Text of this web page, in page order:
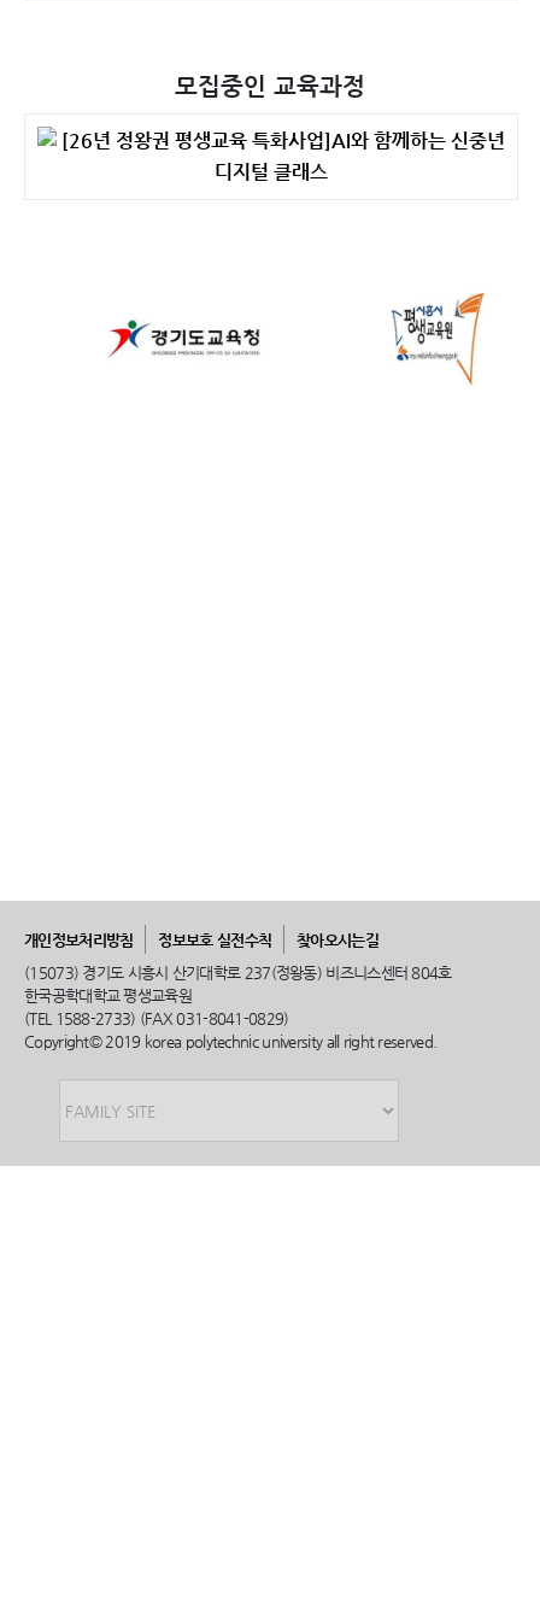
모집중인 교육과정
[26년 정왕권 평생교육 특화사업]AI와 함께하는 신중년
디지털 클래스
개인정보처리방침 정보보호 실전수칙
찾아오시는길
(15073) 경기도 시흥시 산기대학로 237(정왕동) 비즈니스센터 804호
한국공학대학교 평생교육원
(TEL 1588-2733) (FAX 031-8041-0829)
Copyright© 2019 korea polytechnic university all right reserved.